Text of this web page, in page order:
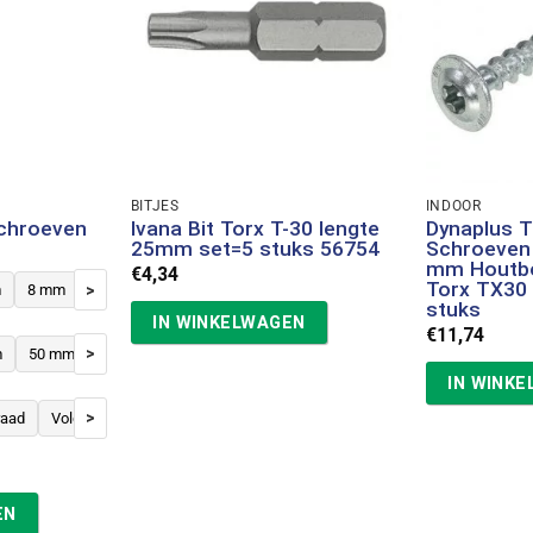
8 mm >
50 mm >
Voldraad
>
BITJES
Ivana Bit Torx T-30 lengte
25mm set=5 stuks 56754
€4,34
IN WINKELWAGEN
INDOOR
Dynaplus
mm
Torx
stuks
€11,74
IN